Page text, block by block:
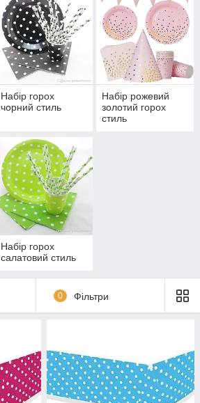
Набір горох
чорний стиль
Набір рожевий
золотий горох
стиль
Набір горох
салатовий стиль
0 Фільтри